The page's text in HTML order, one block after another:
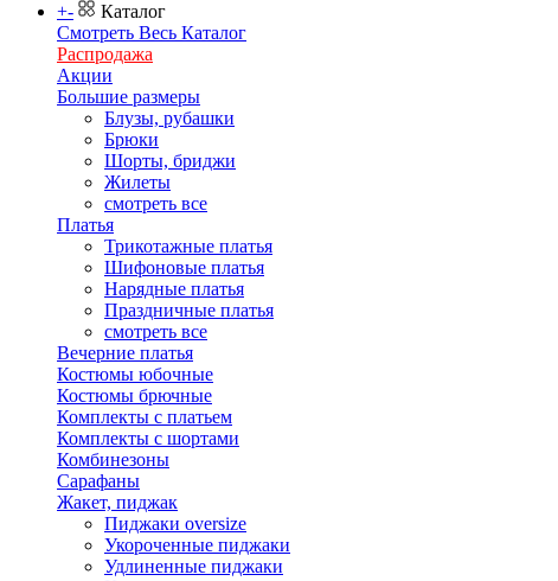
+-
Каталог
Смотреть Весь Каталог
Распродажа
Акции
Большие размеры
Блузы, рубашки
Брюки
Шорты, бриджи
Жилеты
смотреть все
Платья
Трикотажные платья
Шифоновые платья
Нарядные платья
Праздничные платья
смотреть все
Вечерние платья
Костюмы юбочные
Костюмы брючные
Комплекты с платьем
Комплекты с шортами
Комбинезоны
Сарафаны
Жакет, пиджак
Пиджаки oversize
Укороченные пиджаки
Удлиненные пиджаки